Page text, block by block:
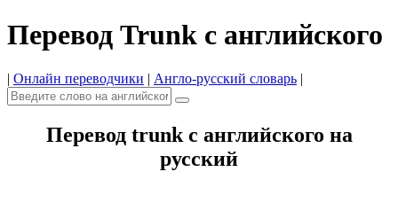
Перевод Trunk с английского
| Онлайн переводчики | Англо-русский словарь |
Перевод trunk с английского на
русский